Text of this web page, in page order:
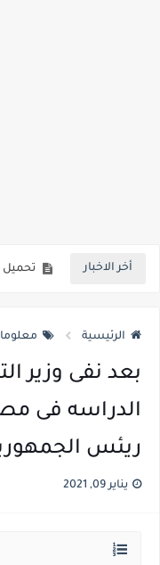
أخر الاخبار تحميل لعبة رزدنت
الرئيسية
بعد نفى وزير
الدراسه فى
ريئس
يناير 09, 2021